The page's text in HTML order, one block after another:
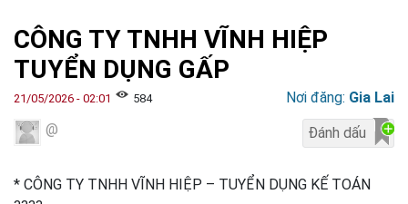
CÔNG TY TNHH VĨNH HIỆP
TUYỂN DỤNG GẤP
21/05/2026 - 02:01 584 Nơi đăng: Gia Lai
@
* CÔNG TY TNHH VĨNH HIỆP – TUYỂN DỤNG KẾ TOÁN